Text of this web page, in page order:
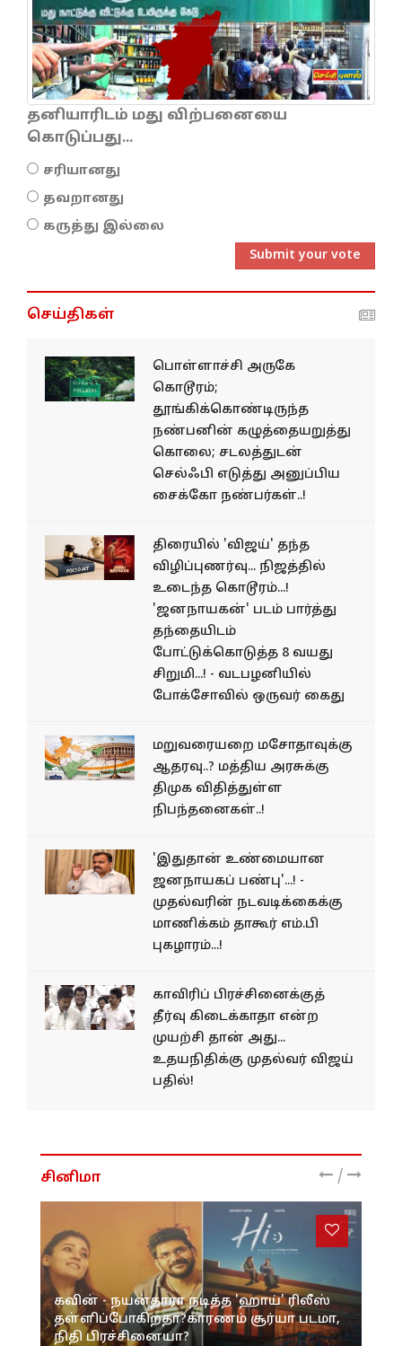
தனியாரிடம் மது விற்பனையை
கொடுப்பது...
சரியானது
தவறானது
கருத்து இல்லை
Submit your vote
செய்திகள்
பொள்ளாச்சி அருகே
கொடூரம்;
தூங்கிக்கொண்டிருந்த
நண்பனின் கழுத்தையறுத்து
கொலை; சடலத்துடன்
செல்ஃபி எடுத்து அனுப்பிய
சைக்கோ நண்பர்கள்..!
திரையில் 'விஜய்' தந்த
விழிப்புணர்வு... நிஜத்தில்
உடைந்த கொடூரம்...!
'ஜனநாயகன்' படம் பார்த்து
தந்தையிடம்
போட்டுக்கொடுத்த 8 வயது
சிறுமி...! - வடபழனியில்
போக்சோவில் ஒருவர் கைது
மறுவரையறை மசோதாவுக்கு
ஆதரவு..? மத்திய அரசுக்கு
திமுக விதித்துள்ள
நிபந்தனைகள்..!
'இதுதான் உண்மையான
ஜனநாயகப் பண்பு'...! -
முதல்வரின் நடவடிக்கைக்கு
மாணிக்கம் தாகூர் எம்.பி
புகழாரம்...!
காவிரிப் பிரச்சினைக்குத்
தீர்வு கிடைக்காதா என்ற
முயற்சி தான் அது...
உதயநிதிக்கு முதல்வர் விஜய்
பதில்!
சினிமா /
கவின் - நயன்தாரா நடித்த 'ஹாய்' ரிலீஸ்
தள்ளிப்போகிறதா?காரணம் சூர்யா படமா,
நிதி பிரச்சினையா?